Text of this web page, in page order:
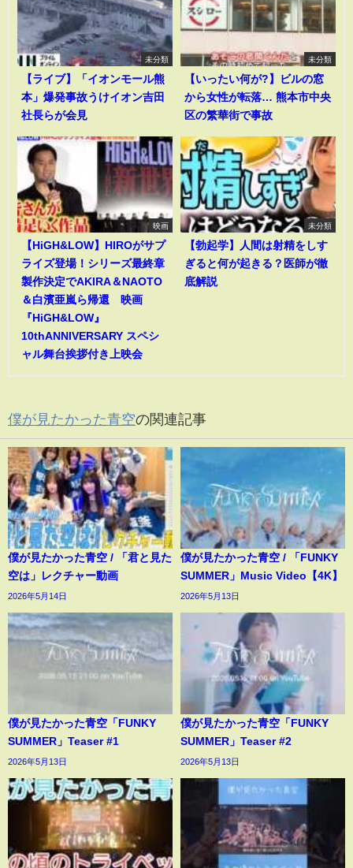
未分類
【ライブ】「イオンモール熊
本」爆発事故うけイオン吉田
社長らが会見
未分類
【いったい何が?】ビルの窓
から女性が転落… 熊本市中央
区の繁華街で事故
映画
【HiGH&LOW】HIROがサプ
ライズ登場！シリーズ最終章
製作決定でAKIRA＆NAOTO
＆白濱亜嵐ら帰還 映画
『HiGH&LOW』
10thANNIVERSARY スペシ
ャル舞台挨拶付き上映会
未分類
【勃起学】人間は射精をしす
ぎると何が起きる？医師が徹
底解説
僕が見たかった青空の関連記事
僕が見たかった青空 / 「君と見た
空は」レクチャー動画
2026年5月14日
僕が見たかった青空 / 「FUNKY
SUMMER」Music Video【4K】
2026年5月13日
僕が見たかった青空「FUNKY
SUMMER」Teaser #1
2026年5月13日
僕が見たかった青空「FUNKY
SUMMER」Teaser #2
2026年5月13日